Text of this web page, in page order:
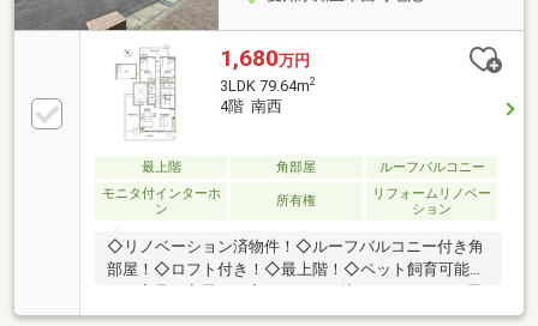
1,680万円
3LDK 79.64m2
4階 南西
最上階 角部屋
ルーフバルコニー
モニタ付インターホ
ン
所有権
リフォームリノベー
ション
◇リノベーション済物件！◇ルーフバルコニー付き角
部屋！◇ロフト付き！◇最上階！◇ペット飼育可能！
＼＼家具や家電、住宅ローンに組込めます／／▼お電
話でのご予約、ご質問・お問合せはこちらまで